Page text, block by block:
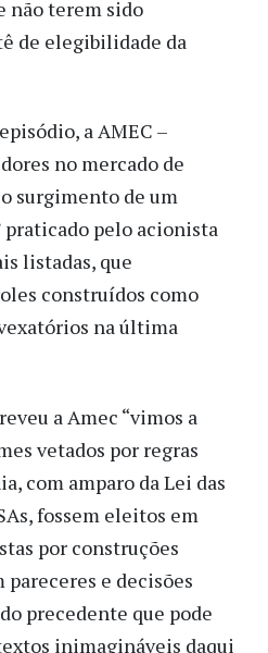
não terem sido
de elegibilidade da
a AMEC –
no mercado de
surgimento de um
praticado pelo acionista
listadas, que
construídos como
na última
a Amec “vimos a
vetados por regras
com amparo da Lei das
fossem eleitos em
por construções
pareceres e decisões
precedente que pode
inimagináveis daqui